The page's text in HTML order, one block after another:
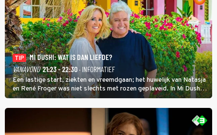
TIP
MI DUSHI: WAT IS DAN LIEFDE?
VANAVOND 21:23 - 22:30 · INFORMATIEF
Een lastige start, ziekten en vreemdgaan; het huwelijk van Natasja
en René Froger was niet slechts met rozen geplaveid. In Mi Dushi:
Wat Is Dan Liefde? neemt Wilfred Genee het showbizzkoppel mee
uit vissen om het over de liefde te hebben.